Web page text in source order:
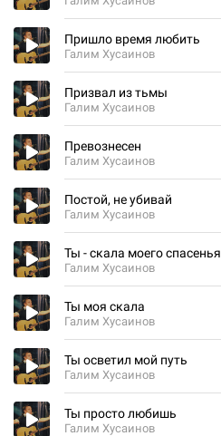
Пришло время любить
Галим Хусаинов
Призвал из тьмы
Галим Хусаинов
Превознесен
Галим Хусаинов
Постой, не убивай
Галим Хусаинов
Ты - скала моего спасенья
Галим Хусаинов
Ты моя скала
Галим Хусаинов
Ты осветил мой путь
Галим Хусаинов
Ты просто любишь
Галим Хусаинов